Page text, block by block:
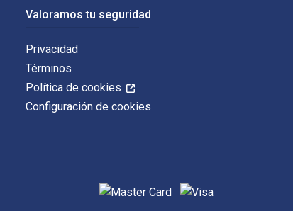
Valoramos tu seguridad
Privacidad
Términos
Política de cookies
Configuración de cookies
Métodos de pago admitidos